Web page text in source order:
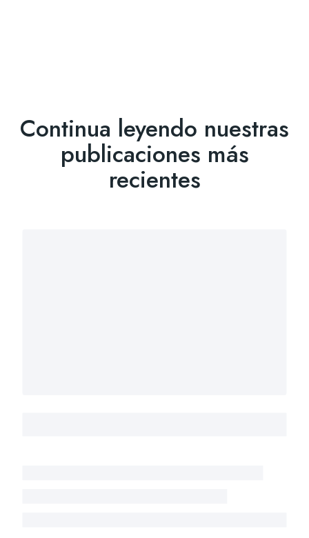
Continua leyendo nuestras
publicaciones más
recientes